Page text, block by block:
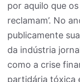
por aquilo que
reclamam’. No
publicamente
da indústria
como a crise
partidária tóxica